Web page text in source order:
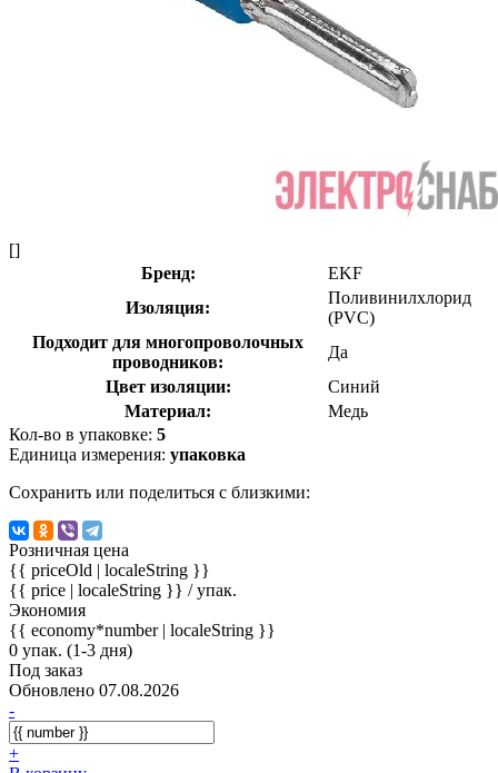
[]
Бренд:
EKF
Изоляция:
Поливинилхлорид
(PVC)
Подходит для многопроволочных
проводников:
Да
Цвет изоляции:
Синий
Материал:
Медь
Кол-во в упаковке: 5
Единица измерения: упаковка
Сохранить или поделиться с близкими:
Розничная цена
{{ priceOld | localeString }}
{{ price | localeString }} / упак.
Экономия
{{ economy*number | localeString }}
0 упак. (1-3 дня)
Под заказ
Обновлено 07.08.2026
-
+